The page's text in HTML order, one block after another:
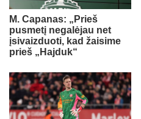
M. Capanas: „Prieš
pusmetį negalėjau net
įsivaizduoti, kad žaisime
prieš „Hajduk“